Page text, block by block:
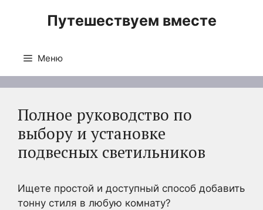
Путешествуем вместе
Меню
Полное руководство по
выбору и установке
подвесных светильников
Ищете простой и доступный способ добавить
тонну стиля в любую комнату?